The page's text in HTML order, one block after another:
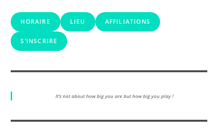
HORAIRE LIEU AFFILIATIONS
S’INSCRIRE
It's not about how big you are but how big you play !